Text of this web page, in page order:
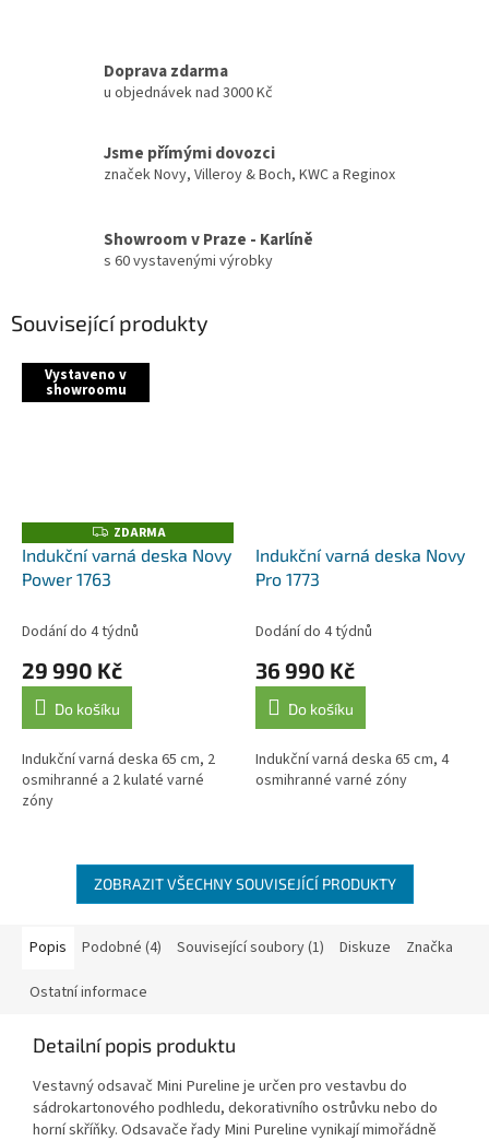
Doprava zdarma
u objednávek nad 3000 Kč
Jsme přímými dovozci
značek Novy, Villeroy & Boch, KWC a Reginox
Showroom v Praze - Karlíně
s 60 vystavenými výrobky
Související produkty
Vystaveno v
showroomu
Z
D
A
R
ZDARMA
Indukční varná deska Novy
Power 1763
Dodání do 4 týdnů
29 990 Kč
Do košíku
Indukční varná deska 65 cm, 2
osmihranné a 2 kulaté varné
zóny
Indukční varná deska Novy
Pro 1773
Dodání do 4 týdnů
36 990 Kč
Do košíku
Indukční varná deska 65 cm, 4
osmihranné varné zóny
ZOBRAZIT VŠECHNY SOUVISEJÍCÍ PRODUKTY
Popis Podobné (4) Související soubory (1) Diskuze Značka
Ostatní informace
Detailní popis produktu
Vestavný odsavač Mini Pureline je určen pro vestavbu do
sádrokartonového podhledu, dekorativního ostrůvku nebo do
horní skříňky. Odsavače řady Mini Pureline vynikají mimořádně